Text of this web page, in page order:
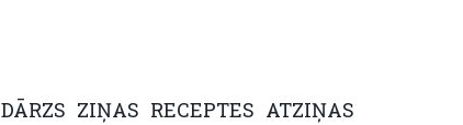
DĀRZS ZIŅAS RECEPTES ATZIŅAS